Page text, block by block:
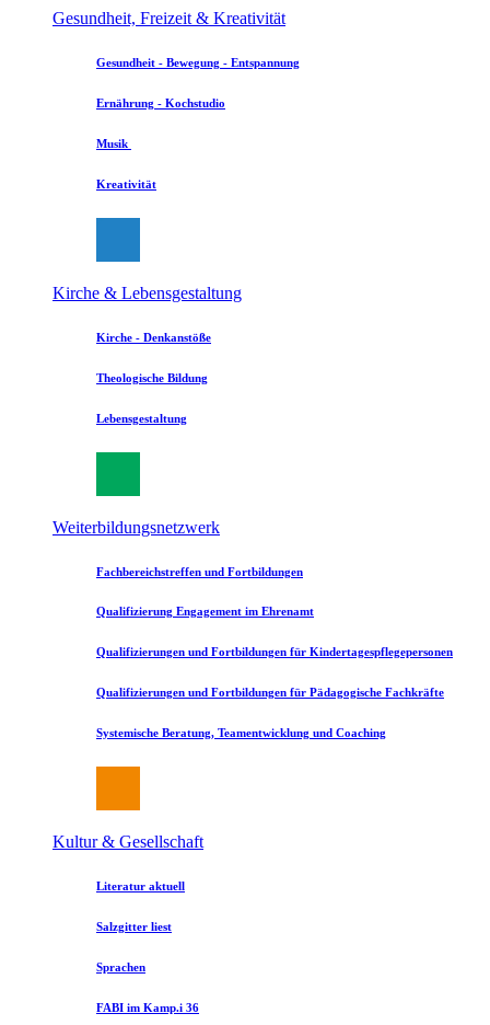
Gesundheit, Freizeit & Kreativität
Gesundheit - Bewegung - Entspannung
Ernährung - Kochstudio
Musik
Kreativität
Kirche & Lebensgestaltung
Kirche - Denkanstöße
Theologische Bildung
Lebensgestaltung
Weiterbildungsnetzwerk
Fachbereichstreffen und Fortbildungen
Qualifizierung Engagement im Ehrenamt
Qualifizierungen und Fortbildungen für Kindertagespflegepersonen
Qualifizierungen und Fortbildungen für Pädagogische Fachkräfte
Systemische Beratung, Teamentwicklung und Coaching
Kultur & Gesellschaft
Literatur aktuell
Salzgitter liest
Sprachen
FABI im Kamp.i 36